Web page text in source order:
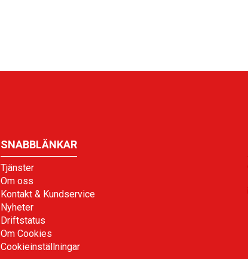
SNABBLÄNKAR
Tjänster
Om oss
Kontakt & Kundservice
Nyheter
Driftstatus
Om Cookies
Cookieinställningar